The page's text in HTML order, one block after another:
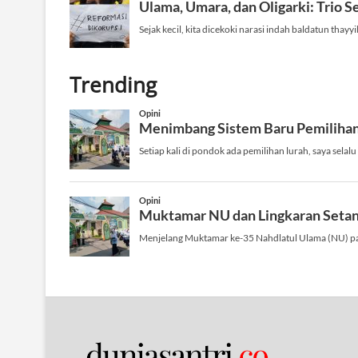
Trending